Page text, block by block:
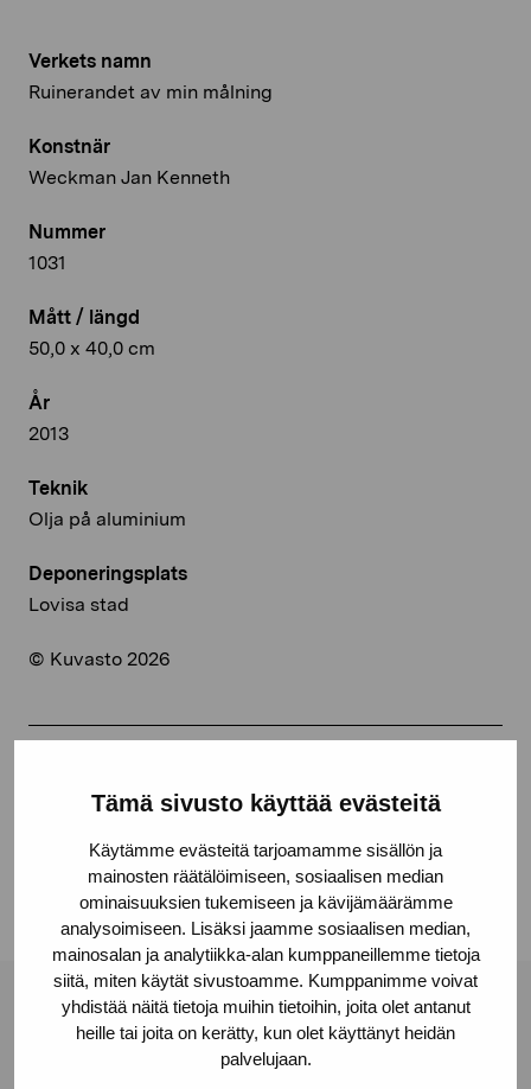
Tämä sivusto käyttää evästeitä
Käytämme evästeitä tarjoamamme sisällön ja
mainosten räätälöimiseen, sosiaalisen median
ominaisuuksien tukemiseen ja kävijämäärämme
analysoimiseen. Lisäksi jaamme sosiaalisen median,
mainosalan ja analytiikka-alan kumppaneillemme tietoja
siitä, miten käytät sivustoamme. Kumppanimme voivat
yhdistää näitä tietoja muihin tietoihin, joita olet antanut
heille tai joita on kerätty, kun olet käyttänyt heidän
palvelujaan.
Verkets namn
Ruinerandet av min målning
Konstnär
Weckman Jan Kenneth
Nummer
1031
Mått / längd
50,0 x 40,0 cm
År
2013
Teknik
Olja på aluminium
Deponeringsplats
Lovisa stad
© Kuvasto 2026
Linkedin
Stiftelsen Pro Artibus